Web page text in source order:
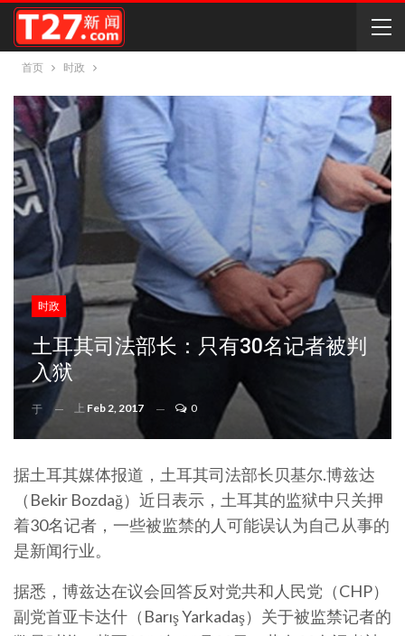
首页 时政
时政
土耳其司法部长：只有30名记者被判
入狱
于 上 Feb 2, 2017 0
据土耳其媒体报道，土耳其司法部长贝基尔.博兹达
（Bekir Bozdağ）近日表示，土耳其的监狱中只关押
着30名记者，一些被监禁的人可能误认为自己从事的
是新闻行业。
据悉，博兹达在议会回答反对党共和人民党（CHP）
副党首亚卡达什（Barış Yarkadaş）关于被监禁记者的